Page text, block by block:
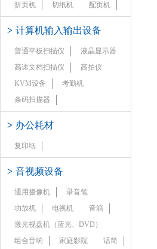
折页机
切纸机 配页机
> 计算机输入输出设备
普通平板扫描仪
液晶显示器
高速文档扫描仪
高拍仪
KVM设备
考勤机
条码扫描器
> 办公耗材
复印纸
> 音视频设备
通用摄像机
录音笔
功放机
电视机
音箱
激光视盘机（蓝光、DVD）
组合音响
家庭影院
话筒